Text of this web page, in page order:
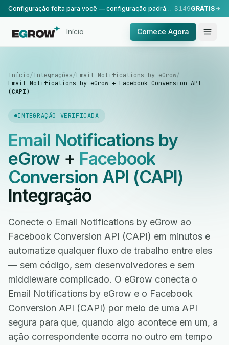
Configuração feita para você — configuração padrão, realizada pela nossa equipe. $149GRÁTIS
Início Comece Agora
Início/Integrações/Email Notifications by eGrow/
Email Notifications by eGrow + Facebook Conversion API
(CAPI)
INTEGRAÇÃO VERIFICADA
Email Notifications by
eGrow+ Facebook
Conversion API (CAPI)
Integração
Conecte o Email Notifications by eGrow ao
Facebook Conversion API (CAPI) em minutos e
automatize qualquer fluxo de trabalho entre eles
— sem código, sem desenvolvedores e sem
middleware complicado. O eGrow conecta o
Email Notifications by eGrow e o Facebook
Conversion API (CAPI) por meio de uma API
segura para que, quando algo acontece em um, a
ação correspondente ocorra no outro em tempo